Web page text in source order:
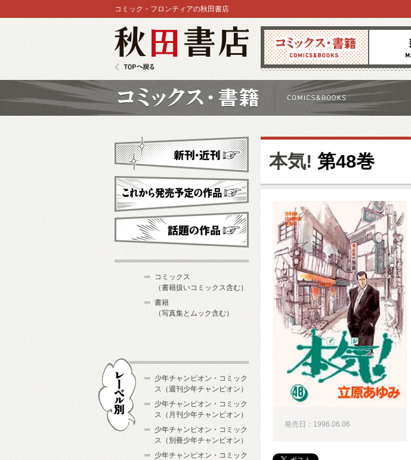
コミックス 雑誌
コミック・フロンティアの秋田書店
本気! 第48巻
発売日：1996.06.06
新刊・近刊
これから発売予定
コミックス
（書籍扱いコミックス含む）
書籍
（写真集とムック含む）
少年チャンピオン・コミック
ス（週刊少年チャンピオン）
少年チャンピオン・コミック
ス（月刊少年チャンピオン）
少年チャンピオン・コミック
ス（別冊少年チャンピオン）
少年チャンピオン・コミック